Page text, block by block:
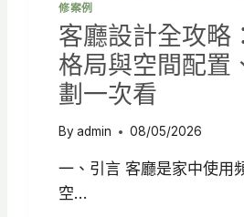
間
修案例
客廳設計全攻略
格局與空間配置
劃一次看
Byadmin 08/05/2026
一、引言 客廳是家中使用
空…